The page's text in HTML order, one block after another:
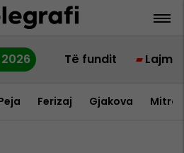
Të fundit Lajme
Ferizaj Gjakova